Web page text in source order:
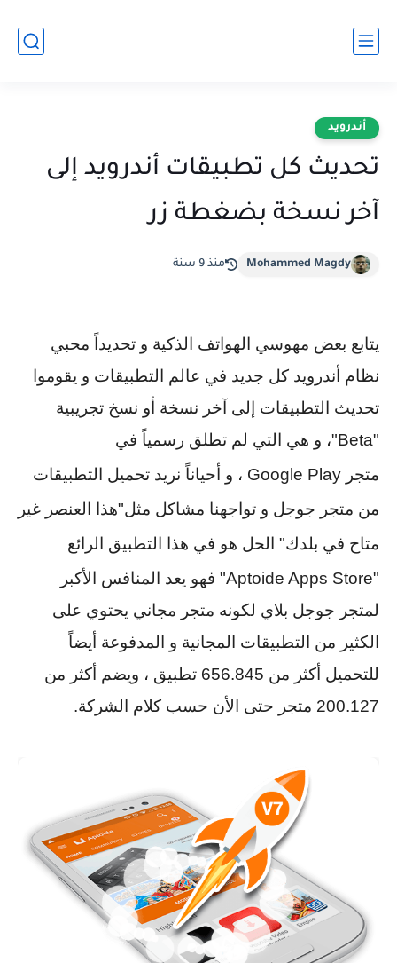
أندرويد
تحديث كل تطبيقات أندرويد إلى
آخر نسخة بضغطة زر
Mohammed Magdy منذ 9 سنة
يتابع بعض مهوسي الهواتف الذكية و تحديداً محبي
نظام أندرويد كل جديد في عالم التطبيقات و يقوموا
تحديث التطبيقات إلى آخر نسخة أو نسخ تجريبية
"Beta"،
و هي التي لم تطلق رسمياً في
متجر Google Play ،
و أحياناً نريد تحميل التطبيقات
من متجر جوجل و تواجهنا مشاكل مثل"هذا العنصر غير
متاح في بلدك" الحل هو في هذا التطبيق الرائع
"Aptoide Apps Store"
فهو يعد المنافس الأكبر
لمتجر جوجل بلاي لكونه متجر مجاني يحتوي على
الكثير من التطبيقات المجانية و المدفوعة أيضاً
للتحميل أكثر من 656.845 تطبيق ، ويضم أكثر من
200.127 متجر حتى الأن حسب كلام الشركة.